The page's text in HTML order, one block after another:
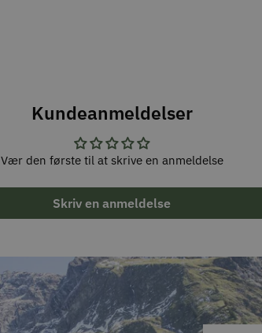
Kundeanmeldelser
Vær den første til at skrive en anmeldelse
Skriv en anmeldelse